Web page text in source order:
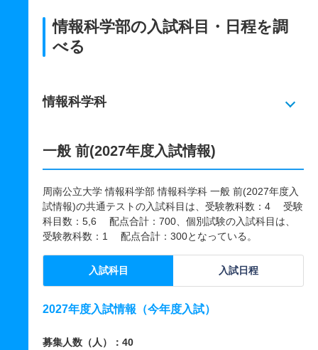
情報科学部の入試科目・日程を調
べる
情報科学科
一般 前(2027年度入試情報)
周南公立大学 情報科学部 情報科学科 一般 前(2027年度入
試情報)の共通テストの入試科目は、受験教科数：4 受験
科目数：5,6 配点合計：700、個別試験の入試科目は、
受験教科数：1 配点合計：300となっている。
入試科目 入試日程
2027年度入試情報（今年度入試）
募集人数（人）：40